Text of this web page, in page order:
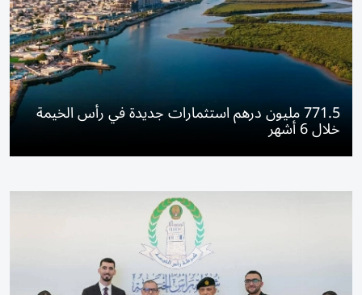
771.5 مليون درهم استثمارات جديدة في رأس الخيمة
خلال 6 أشهر